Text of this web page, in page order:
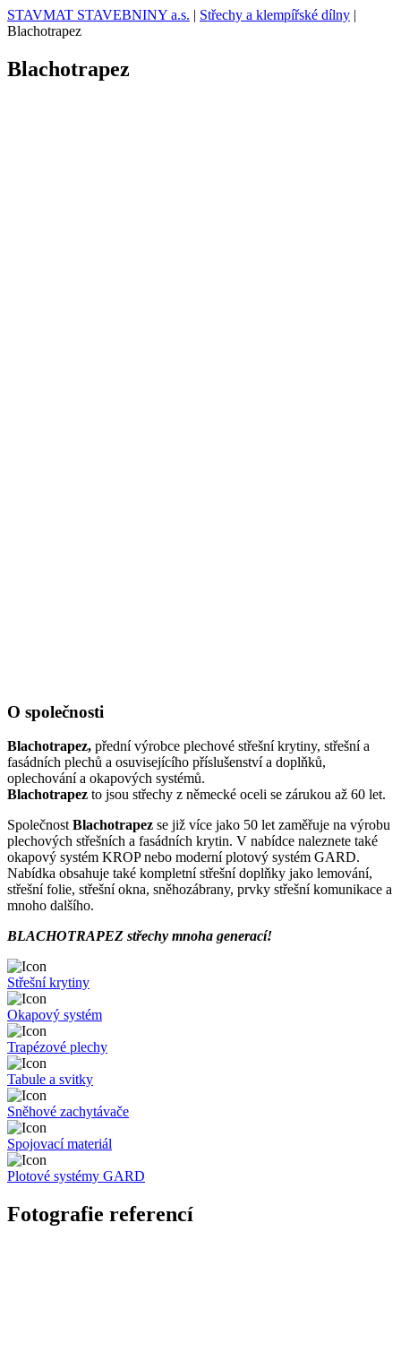
STAVMAT STAVEBNINY a.s. | Střechy a klempířské dílny |
Blachotrapez
Blachotrapez
O společnosti
Blachotrapez, přední výrobce plechové střešní krytiny, střešní a
fasádních plechů a osuvisejícího příslušenství a doplňků,
oplechování a okapových systémů.
Blachotrapez to jsou střechy z německé oceli se zárukou až 60 let.
Společnost Blachotrapez se již více jako 50 let zaměřuje na výrobu
plechových střešních a fasádních krytin. V nabídce naleznete také
okapový systém KROP nebo moderní plotový systém GARD.
Nabídka obsahuje také kompletní střešní doplňky jako lemování,
střešní folie, střešní okna, sněhozábrany, prvky střešní komunikace a
mnoho dalšího.
BLACHOTRAPEZ střechy mnoha generací!
Střešní krytiny
Okapový systém
Trapézové plechy
Tabule a svitky
Sněhové zachytávače
Spojovací materiál
Plotové systémy GARD
Fotografie referencí